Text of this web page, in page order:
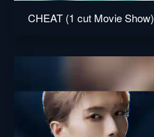
CHEAT (1 cut Movie Show)